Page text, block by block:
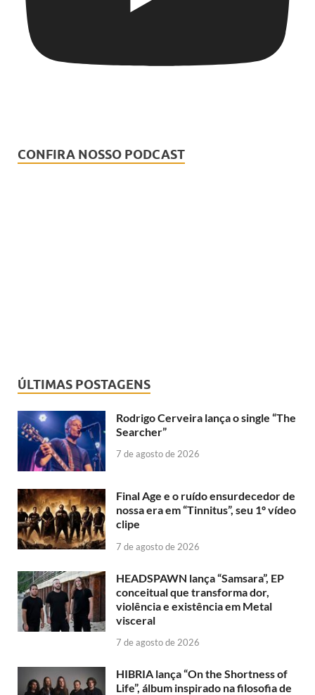
CONFIRA NOSSO PODCAST
ÚLTIMAS POSTAGENS
Rodrigo Cerveira lança o single “The
Searcher”
7 de agosto de 2026
Final Age e o ruído ensurdecedor de
nossa era em “Tinnitus”, seu 1º vídeo
clipe
7 de agosto de 2026
HEADSPAWN lança “Samsara”, EP
conceitual que transforma dor,
violência e existência em Metal
visceral
7 de agosto de 2026
HIBRIA lança “On the Shortness of
Life”, álbum inspirado na filosofia de